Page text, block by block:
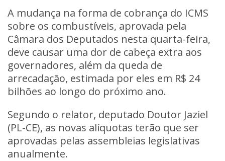
A mudança na forma de cobrança do ICMS
sobre os combustíveis, aprovada pela
Câmara dos Deputados nesta quarta-feira,
deve causar uma dor de cabeça extra aos
governadores, além da queda de
arrecadação, estimada por eles em R$ 24
bilhões ao longo do próximo ano.
Segundo o relator, deputado Doutor Jaziel
(PL-CE), as novas alíquotas terão que ser
aprovadas pelas assembleias legislativas
anualmente.